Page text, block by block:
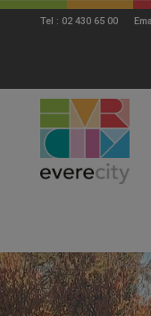
Tel : 02 430 65 00